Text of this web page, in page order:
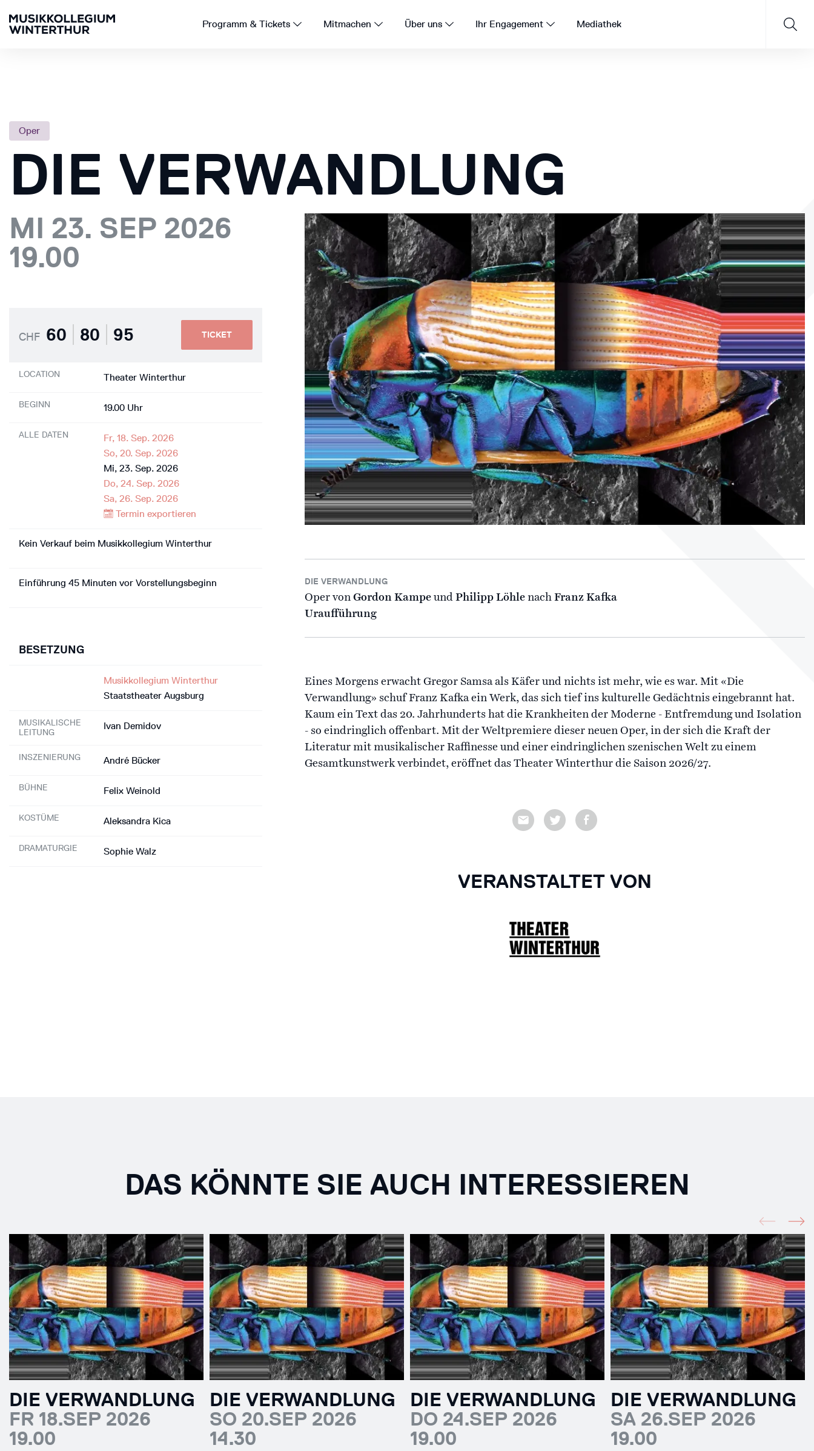
Programm & Tickets Mitmachen Über uns Ihr Engagement Mediathek
Oper
DIE VERWANDLUNG
MI 23. SEP 2026
19.00
CHF 60 80 95 TICKET
LOCATION Theater Winterthur
BEGINN 19.00 Uhr
ALLE DATEN
Fr, 18. Sep. 2026
So, 20. Sep. 2026
Mi, 23. Sep. 2026
Do, 24. Sep. 2026
Sa, 26. Sep. 2026
Termin exportieren
Kein Verkauf beim Musikkollegium Winterthur
Einführung 45 Minuten vor Vorstellungsbeginn
BESETZUNG
Musikkollegium Winterthur
Staatstheater Augsburg
MUSIKALISCHE
LEITUNG
Ivan Demidov
INSZENIERUNG André Bücker
BÜHNE Felix Weinold
KOSTÜME Aleksandra Kica
DRAMATURGIE Sophie Walz
DIE VERWANDLUNG
Oper von Gordon Kampe und Philipp Löhle nach Franz Kafka
Uraufführung
Eines Morgens erwacht Gregor Samsa als Käfer und nichts ist mehr, wie es war. Mit «Die
Verwandlung» schuf Franz Kafka ein Werk, das sich tief ins kulturelle Gedächtnis eingebrannt hat.
Kaum ein Text das 20. Jahrhunderts hat die Krankheiten der Moderne - Entfremdung und Isolation
- so eindringlich offenbart. Mit der Weltpremiere dieser neuen Oper, in der sich die Kraft der
Literatur mit musikalischer Raffinesse und einer eindringlichen szenischen Welt zu einem
Gesamtkunstwerk verbindet, eröffnet das Theater Winterthur die Saison 2026/27.
VERANSTALTET VON
DAS KÖNNTE SIE AUCH INTERESSIEREN
DIE VERWANDLUNG
FR 18.SEP 2026
19.00
DIE VERWANDLUNG
SO 20.SEP 2026
14.30
DIE VERWANDLUNG
DO 24.SEP 2026
19.00
DIE VERWANDLUNG
SA 26.SEP 2026
19.00